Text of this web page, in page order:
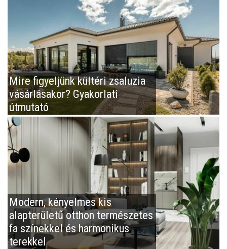
Mire figyeljünk kültéri zsaluzia
vásárlásakor? Gyakorlati
útmutató
Modern, kényelmes kis
alapterületű otthon természetes
fa színekkel és harmonikus
terekkel